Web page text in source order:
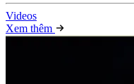
Videos
Xem thêm